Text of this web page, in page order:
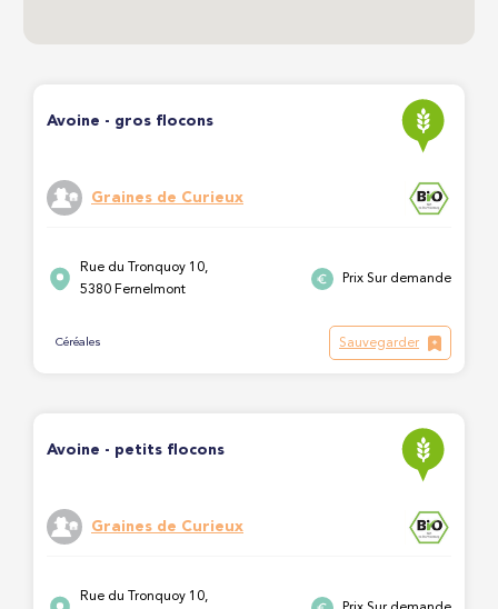
Avoine - gros flocons
Graines de Curieux
Rue du Tronquoy 10,
5380 Fernelmont
Prix Sur demande
Céréales Sauvegarder
Avoine - petits flocons
Graines de Curieux
Rue du Tronquoy 10,